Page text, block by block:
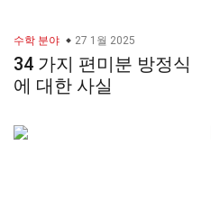
수학 분야 27 1월 2025
34 가지 편미분 방정식
에 대한 사실